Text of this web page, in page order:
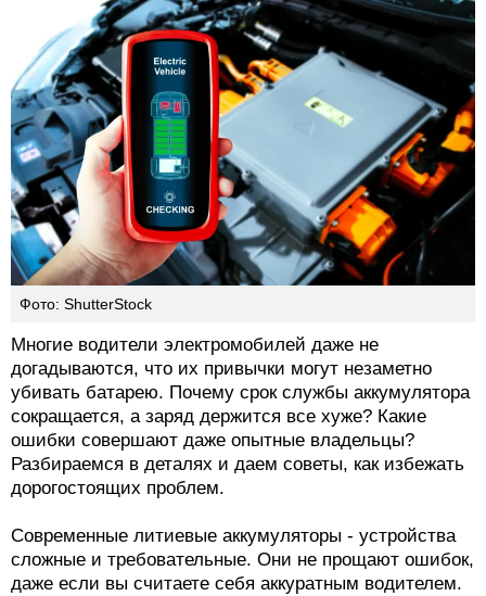
Фото: ShutterStock
Многие водители электромобилей даже не
догадываются, что их привычки могут незаметно
убивать батарею. Почему срок службы аккумулятора
сокращается, а заряд держится все хуже? Какие
ошибки совершают даже опытные владельцы?
Разбираемся в деталях и даем советы, как избежать
дорогостоящих проблем.
Современные литиевые аккумуляторы - устройства
сложные и требовательные. Они не прощают ошибок,
даже если вы считаете себя аккуратным водителем.